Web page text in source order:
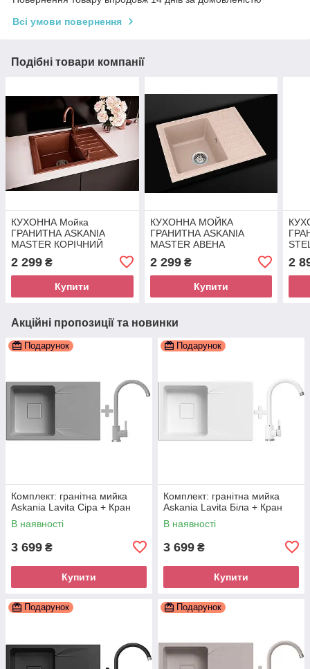
Всі умови повернення
Подібні товари компанії
КУХОННА Мойка
ГРАНИТНА ASKANIA
MASTER КОРІЧНИЙ
2 299 ₴
Купити
КУХОННА МОЙКА
ГРАНИТНА ASKANIA
MASTER АВЕНА
2 299₴
Купити
2
Акційні пропозиції та новинки
Подарунок
Комплект: гранітна мийка
Askania Lavita Сіра + Кран
В наявності
3 699 ₴
Купити
Подарунок
Комплект: гранітна мийка
Askania Lavita Біла + Кран
В наявності
3 699 ₴
Купити
Подарунок Подарунок